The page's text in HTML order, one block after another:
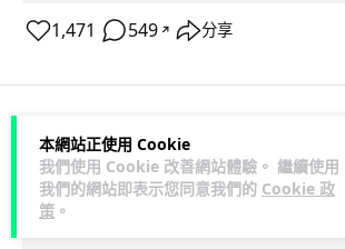
本網站正使用 Cookie
我們使用 Cookie 改善網站體驗。 繼續使用
我們的網站即表示您同意我們的 Cookie 政
策 。
1,471 549 ↗ 分享
科技娛樂 生活娛樂
Lawton